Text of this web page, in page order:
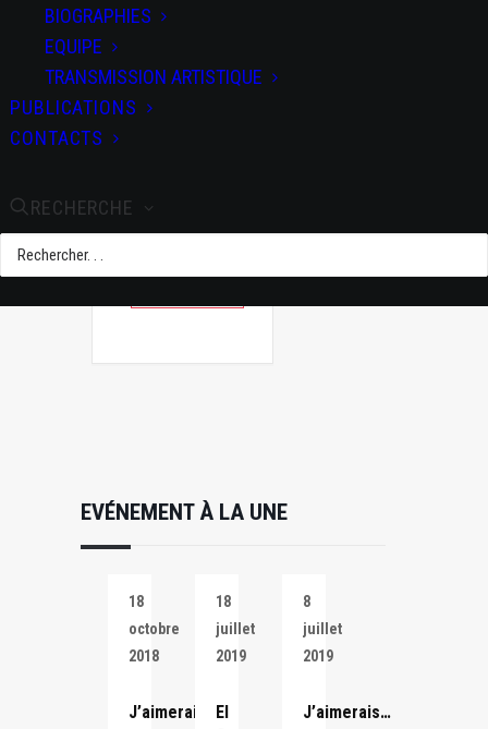
BIOGRAPHIES
EQUIPE
TRANSMISSION ARTISTIQUE
PUBLICATIONS
CONTACTS
RECHERCHE
EVÉNEMENT À LA UNE
18
octobre
2018
J’aimerais…
18
juillet
2019
El
8
juillet
2019
J’aimerais…